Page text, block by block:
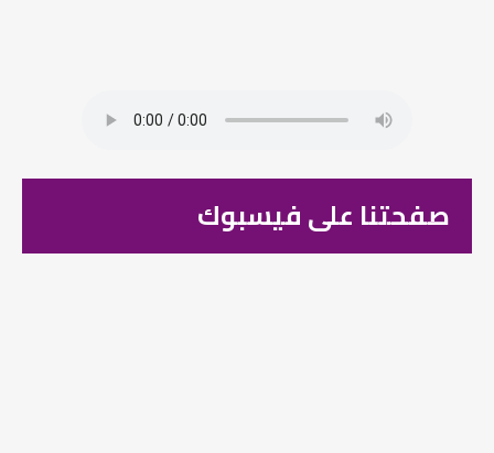
صفحتنا على فيسبوك